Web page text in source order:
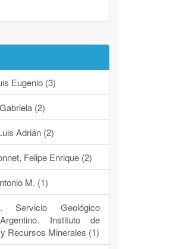
Eugenio (3)
(2)
Adrián (2)
Felipe Enrique (2)
M. (1)
Servicio Geológico
Instituto de
Recursos Minerales (1)